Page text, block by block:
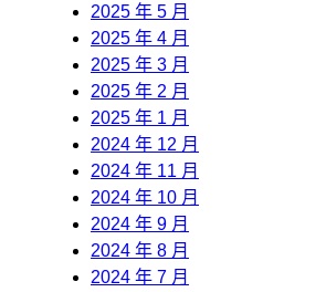
2025 年 5 月
2025 年 4 月
2025 年 3 月
2025 年 2 月
2025 年 1 月
2024 年 12 月
2024 年 11 月
2024 年 10 月
2024 年 9 月
2024 年 8 月
2024 年 7 月